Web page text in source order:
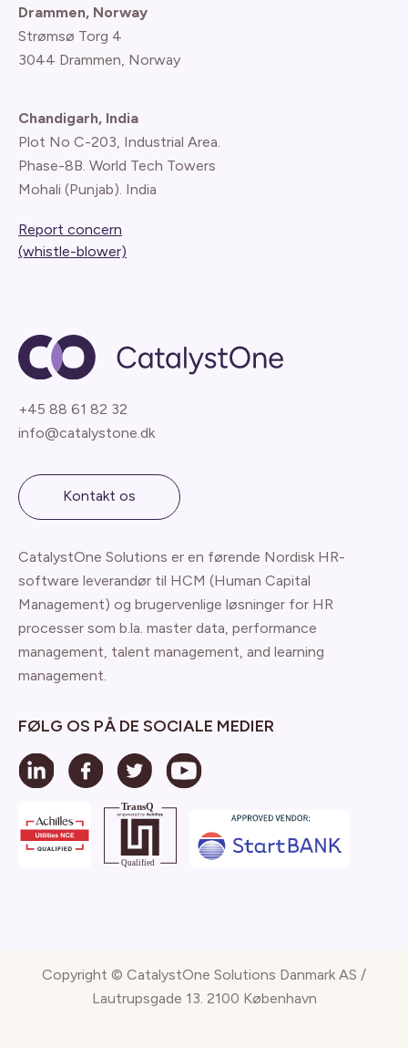
Drammen, Norway
Strømsø Torg 4
3044 Drammen, Norway
Chandigarh, India
Plot No C-203, Industrial Area.
Phase-8B. World Tech Towers
Mohali (Punjab). India
Report concern
(whistle-blower)
+45 88 61 82 32
info@catalystone.dk
Kontakt os
CatalystOne Solutions er en førende Nordisk HR-
software leverandør til HCM (Human Capital
Management) og brugervenlige løsninger for HR
processer som b.la. master data, performance
management, talent management, and learning
management.
FØLG OS PÅ DE SOCIALE MEDIER
Copyright © CatalystOne Solutions Danmark AS /
Lautrupsgade 13. 2100 København